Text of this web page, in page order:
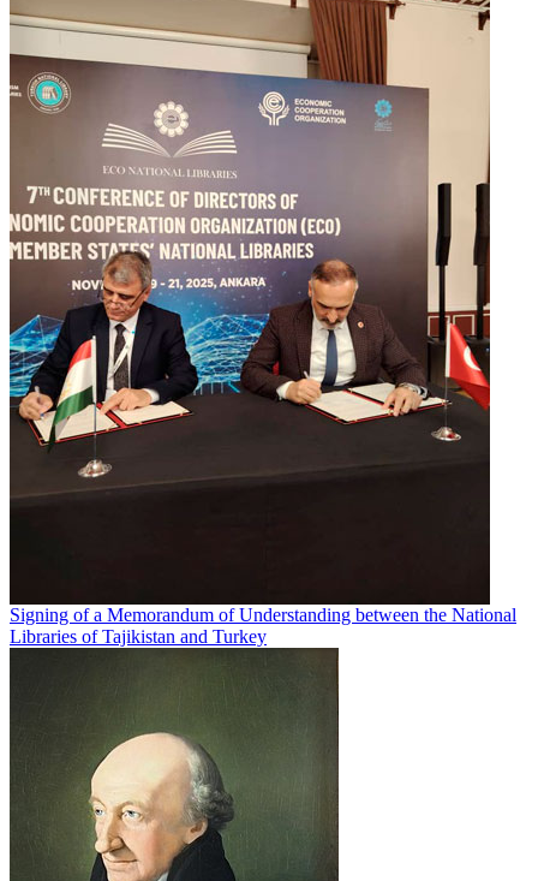
Signing of a Memorandum of Understanding between the National
Libraries of Tajikistan and Turkey